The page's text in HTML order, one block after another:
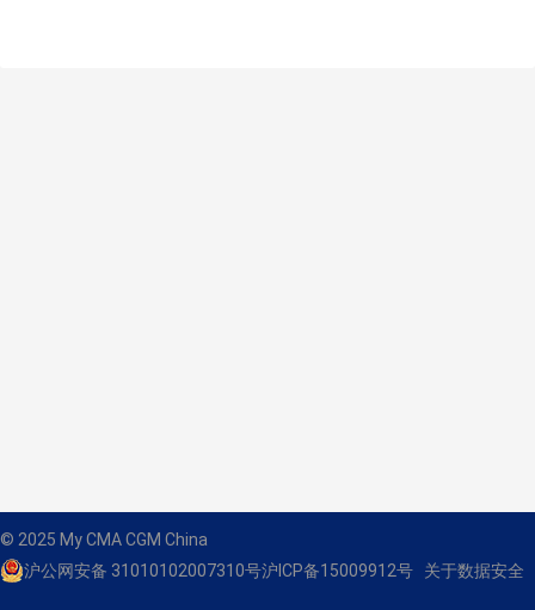
© 2025 My CMA CGM China
沪公网安备 31010102007310号沪ICP备15009912号 关于数据安全